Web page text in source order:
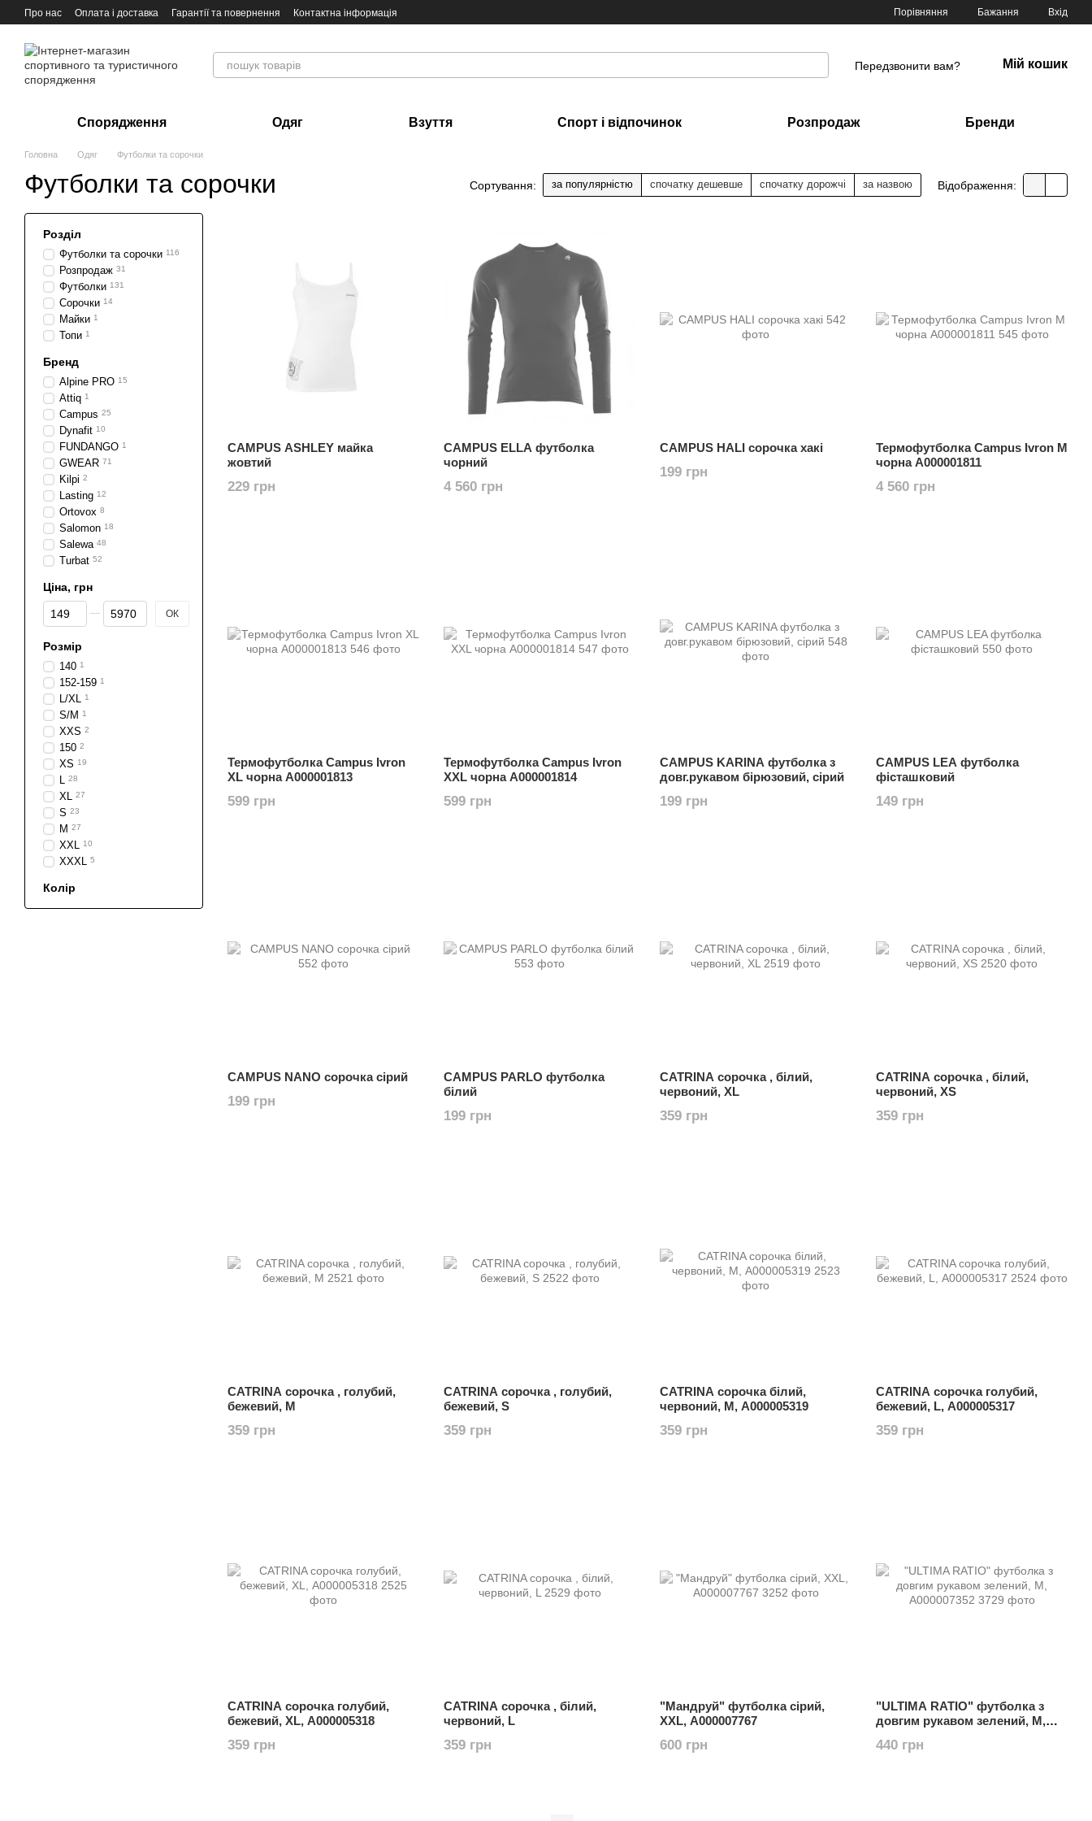
Перейти до основного контенту
Про нас Оплата і доставка Гарантії та повернення Контактна інформація Порівняння Бажання Вхід
Передзвонити вам? Мій кошик
Спорядження Одяг Взуття Спорт і відпочинок Розпродаж Бренди
Головна Одяг Футболки та сорочки
Футболки та сорочки Сортування: за популярністю спочатку дешевше спочатку дорожчі за назвою Відображення:
CAMPUS ASHLEY майка
жовтий
229 грн
CAMPUS ELLA футболка
чорний
4 560 грн
CAMPUS HALI сорочка хакі
199 грн
Термофутболка Campus Ivron M
чорна А000001811
4 560 грн
Термофутболка Campus Ivron
XL чорна А000001813
599 грн
Термофутболка Campus Ivron
XXL чорна А000001814
599 грн
CAMPUS KARINA футболка з
довг.рукавом бірюзовий, сірий
199 грн
CAMPUS LEA футболка
фісташковий
149 грн
CAMPUS NANO сорочка сірий
199 грн
CAMPUS PARLO футболка
білий
199 грн
CATRINA сорочка , білий,
червоний, XL
359 грн
CATRINA сорочка , білий,
червоний, XS
359 грн
CATRINA сорочка , голубий,
бежевий, M
359 грн
CATRINA сорочка , голубий,
бежевий, S
359 грн
CATRINA сорочка білий,
червоний, M, А000005319
359 грн
CATRINA сорочка голубий,
бежевий, L, А000005317
359 грн
CATRINA сорочка голубий,
бежевий, XL, А000005318
359 грн
CATRINA сорочка , білий,
червоний, L
359 грн
"Мандруй" футболка сірий,
XXL, А000007767
600 грн
"ULTIMA RATIO" футболка з
довгим рукавом зелений, M,
440 грн
Розділ
Футболки та сорочки 116
Розпродаж 31
Футболки 131
Сорочки 14
Майки 1
Топи 1
Бренд
Alpine PRO 15
Attiq 1
Campus 25
Dynafit 10
FUNDANGO 1
GWEAR 71
Kilpi 2
Lasting 12
Ortovox 8
Salomon 18
Salewa 48
Turbat 52
Ціна, грн
Від Ціна, грн
До Ціна, грн ОК
Розмір
140 1
152-159 1
L/XL 1
S/M 1
XXS 2
150 2
XS 19
L 28
XL 27
S 23
M 27
XXL 10
XXXL 5
Колір